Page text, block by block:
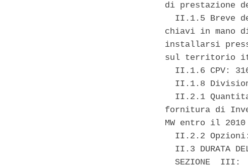
di prestazione
II.1.5 Breve
chiavi in
installarsi
sul territorio
II.1.6 CPV:
II.1.8
II.2.1
fornitura di
MW entro il
II.2.2
II.3 DURATA
SEZIONE  III: